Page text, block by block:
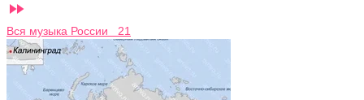

Вся музыка России 21